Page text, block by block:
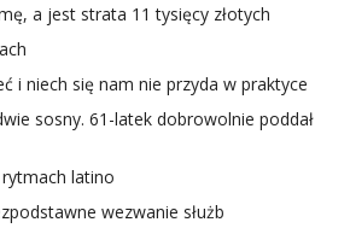
a jest strata 11 tysięcy złotych
i niech się nam nie przyda w praktyce
sosny. 61-latek dobrowolnie poddał
latino
wezwanie służb